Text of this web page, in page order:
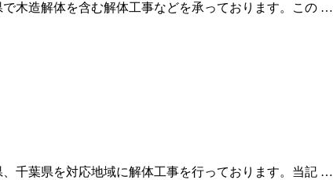
木造解体を含む解体工事などを承っております。この …
千葉県を対応地域に解体工事を行っております。当記 …